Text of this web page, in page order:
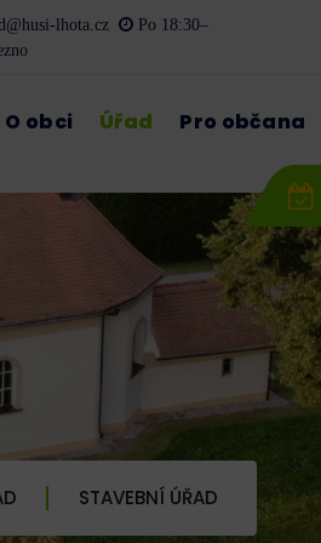
lhota.cz
Po 18:30–
O obci Úřad Pro občana
STAVEBNÍ ÚŘAD